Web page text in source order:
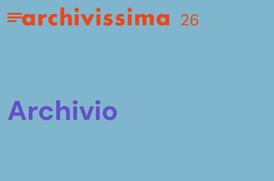
Home page
Apri il menu
archivio